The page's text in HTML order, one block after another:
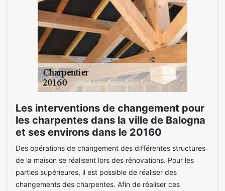
Les interventions de changement pour
les charpentes dans la ville de Balogna
et ses environs dans le 20160
Des opérations de changement des différentes structures
de la maison se réalisent lors des rénovations. Pour les
parties supérieures, il est possible de réaliser des
changements des charpentes. Afin de réaliser ces